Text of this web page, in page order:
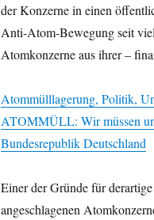
der Konzerne in einen
Anti-Atom-Bewegung seit
Atomkonzerne aus ihrer –
Atommülllagerung, Politik,
ATOMMÜLL: Wir müssen
Bundesrepublik Deutschland
Einer der Gründe für
angeschlagenen